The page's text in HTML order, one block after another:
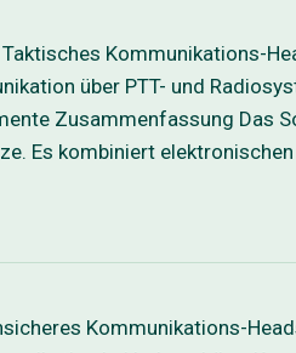
Taktisches Kommunikations-
über PTT- und
Zusammenfassung Das
Es kombiniert
Kommunikations-